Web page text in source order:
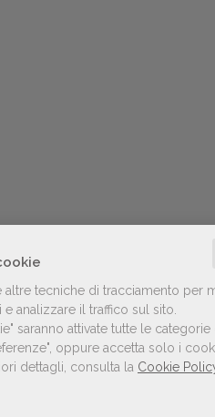
tecniche di tracciamento per
analizzare il traffico sul sito.
saranno attivate tutte le categorie
oppure accetta solo i
dettagli, consulta la Cookie